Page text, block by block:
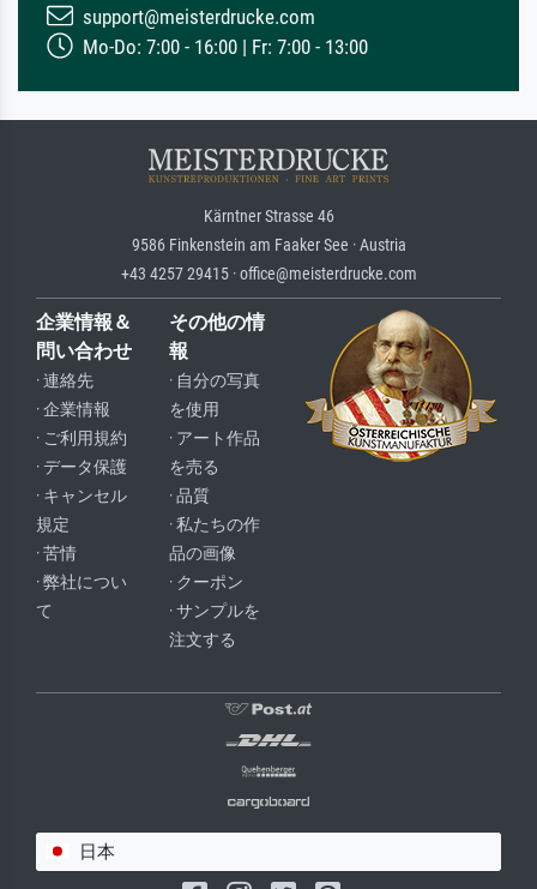
support@meisterdrucke.com
Mo-Do: 7:00 - 16:00 | Fr: 7:00 - 13:00
Kärntner Strasse 46
9586 Finkenstein am Faaker See · Austria
+43 4257 29415 · office@meisterdrucke.com
企業情報＆
問い合わせ
· 連絡先
· 企業情報
· ご利用規約
· データ保護
· キャンセル
規定
· 苦情
· 弊社につい
て
その他の情
報
· 自分の写真
を使用
· アート作品
を売る
· 品質
· 私たちの作
品の画像
· クーポン
· サンプルを
注文する
日本